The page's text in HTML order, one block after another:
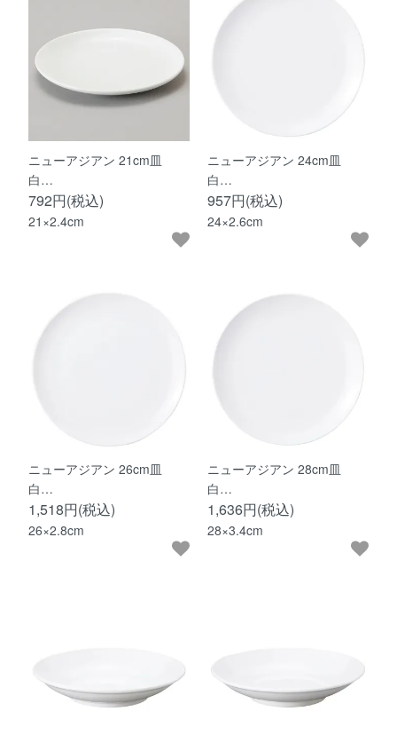
ニューアジアン 21cm皿
白…
792円(税込)
21×2.4cm
ニューアジアン 24cm皿
白…
957円(税込)
24×2.6cm
ニューアジアン 26cm皿
白…
1,518円(税込)
26×2.8cm
ニューアジアン 28cm皿
白…
1,636円(税込)
28×3.4cm